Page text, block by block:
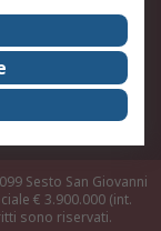
il Blog di RS
Sesto San Giovanni
€ 3.900.000 (int.
sono riservati.